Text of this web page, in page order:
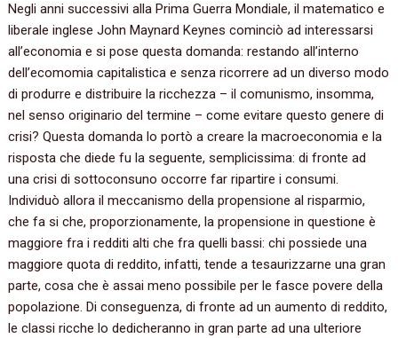
Negli anni successivi alla Prima Guerra Mondiale, il matematico e
liberale inglese John Maynard Keynes cominciò ad interessarsi
all’economia e si pose questa domanda: restando all’interno
dell’ecomomia capitalistica e senza ricorrere ad un diverso modo
di produrre e distribuire la ricchezza – il comunismo, insomma,
nel senso originario del termine – come evitare questo genere di
crisi? Questa domanda lo portò a creare la macroeconomia e la
risposta che diede fu la seguente, semplicissima: di fronte ad
una crisi di sottoconsuno occorre far ripartire i consumi.
Individuò allora il meccanismo della propensione al risparmio,
che fa si che, proporzionamente, la propensione in questione è
maggiore fra i redditi alti che fra quelli bassi: chi possiede una
maggiore quota di reddito, infatti, tende a tesaurizzarne una gran
parte, cosa che è assai meno possibile per le fasce povere della
popolazione. Di conseguenza, di fronte ad un aumento di reddito,
le classi ricche lo dedicheranno in gran parte ad una ulteriore